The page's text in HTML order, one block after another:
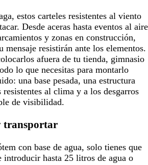
estos carteles resistentes al viento
Desde aceras hasta eventos al aire
y zonas en construcción,
mensaje resistirán ante los elementos.
afuera de tu tienda, gimnasio
lo que necesitas para montarlo
una base pesada, una estructura
resistentes al clima y a los desgarros
de visibilidad.
transportar
con base de agua, solo tienes que
introducir hasta 25 litros de agua o